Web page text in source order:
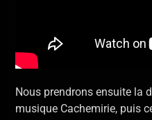
Nous prendrons ensuite la
musique Cachemirie, puis